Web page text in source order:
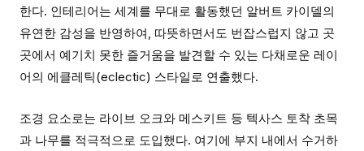
한다. 인테리어는 세계를 무대로 활동했던 알버트 카이델의
유연한 감성을 반영하여, 따뜻하면서도 번잡스럽지 않고 곳
곳에서 예기치 못한 즐거움을 발견할 수 있는 다채로운 레이
어의 에클레틱(eclectic) 스타일로 연출했다.
조경 요소로는 라이브 오크와 메스키트 등 텍사스 토착 초목
과 나무를 적극적으로 도입했다. 여기에 부지 내에서 수거하